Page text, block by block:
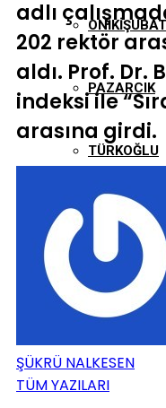
ONIKIŞUBAT
PAZARCIK
TÜRKOĞLU
adlı
202 rektör
aldı. Prof. Dr.
indeksi ile
arasına girdi.
ŞÜKRÜ NALKESEN
TÜM YAZILARI